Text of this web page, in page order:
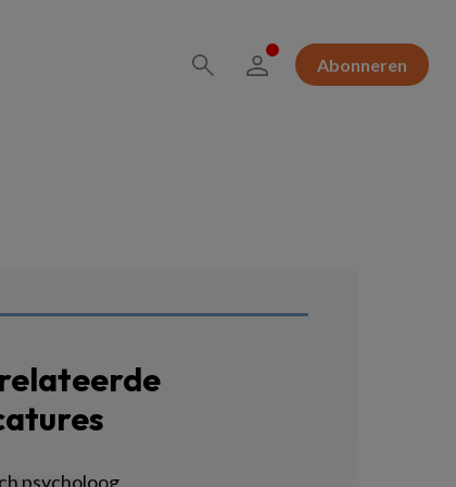
Abonneren
psycholoog